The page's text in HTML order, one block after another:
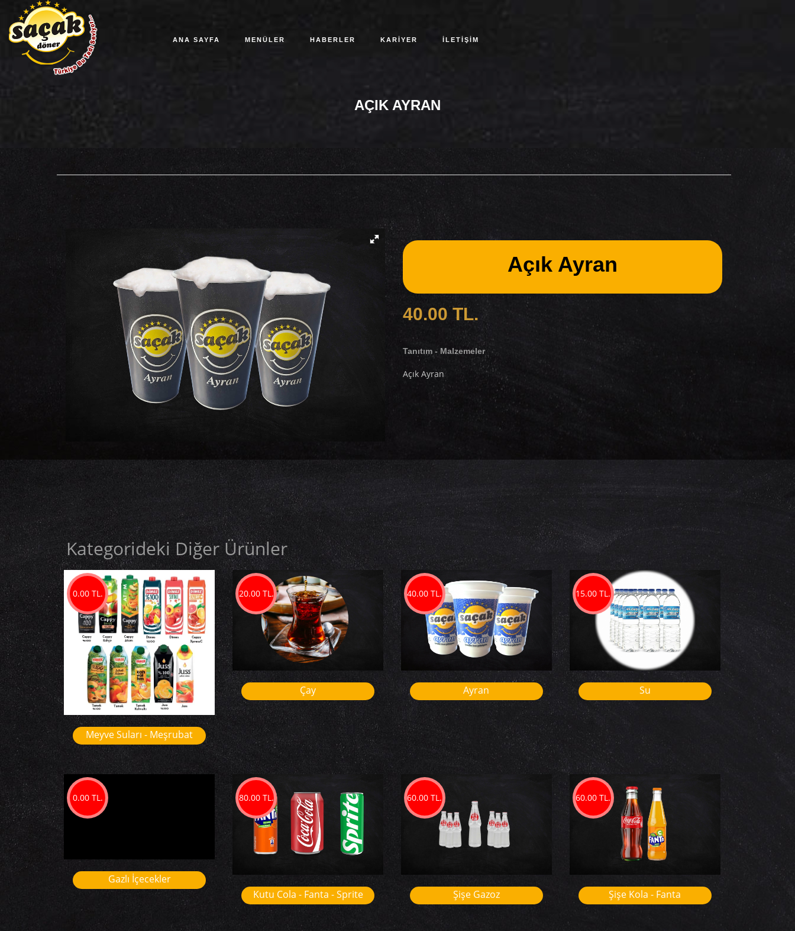
ANA SAYFA MENÜLER HABERLER KARİYER İLETİŞİM
AÇIK AYRAN
Açık Ayran
40.00 TL.
Tanıtım - Malzemeler
Açık Ayran
Kategorideki Diğer Ürünler
0.00 TL.
Meyve Suları - Meşrubat
20.00 TL.
Çay
40.00 TL.
Ayran
15.00 TL.
Su
0.00 TL.
Gazlı İçecekler
80.00 TL.
Kutu Cola - Fanta - Sprite
60.00 TL.
Şişe Gazoz
60.00 TL.
Şişe Kola - Fanta